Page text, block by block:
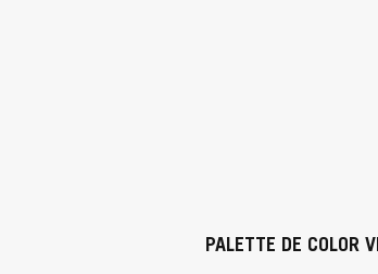
PALETTE DE COLOR